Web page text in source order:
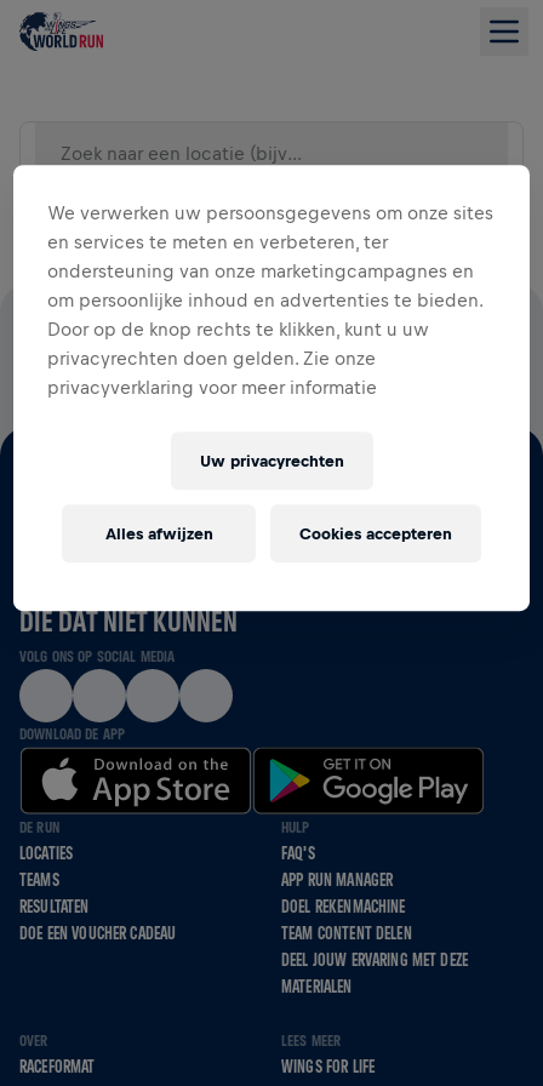
Zoek naar een locatie (bijv. Stad)
100% VAN HET INSCHRIJFGELD IS VOOR ONDERZOEK
NAAR RUGGENMERGLETSEL
DIE DAT NIET KUNNEN
VOLG ONS OP SOCIAL MEDIA
DOWNLOAD DE APP
DE RUN
LOCATIES
TEAMS
RESULTATEN
DOE EEN VOUCHER CADEAU
HULP
FAQ'S
APP RUN MANAGER
DOEL REKENMACHINE
TEAM CONTENT DELEN
DEEL JOUW ERVARING MET DEZE
MATERIALEN
OVER
RACEFORMAT
LEES MEER
WINGS FOR LIFE
We verwerken uw persoonsgegevens om onze sites
en services te meten en verbeteren, ter
ondersteuning van onze marketingcampagnes en
om persoonlijke inhoud en advertenties te bieden.
Door op de knop rechts te klikken, kunt u uw
privacyrechten doen gelden. Zie onze
privacyverklaring voor meer informatie
Uw privacyrechten
Alles afwijzen Cookies accepteren